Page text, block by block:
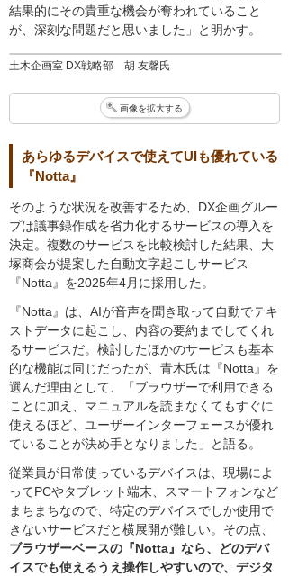
土木企画室 DX戦略部 胡 友馨氏
結果的にその貴重な機会が奪われていること
が、深刻な問題だと思いました」と明かす。
画像を拡大する
あらゆるデバイスで使えてUIも優れている
『Notta』
そのような状況を改善するため、DX企画グルー
プは議事録作成を省力化するサービスの導入を
決定。複数のサービスを比較検討した結果、大
塚商会が提案した自動文字起こしサービス
『Notta』を2025年4月に採用した。
『Notta』は、AIが音声を聞き取って自動でテキ
ストデータに起こし、内容の要約までしてくれ
るサービスだ。検討したほかのサービスも基本
的な機能は同じだったが、青木氏は『Notta』を
選んだ理由として、「ブラウザーで利用できる
ことに加え、マニュアルを読まなくてもすぐに
使えるほど、ユーザーインターフェースが優れ
ていることが決め手となりました」と語る。
従業員が日常使っているデバイスは、現場によ
ってPCやタブレット端末、スマートフォンなど
まちまちなので、特定のデバイスでしか使用で
きないサービスだと横展開が難しい。その点、
ブラウザーベースの『Notta』なら、どのデバ
イスでも使えるうえ操作しやすいので、デジタ